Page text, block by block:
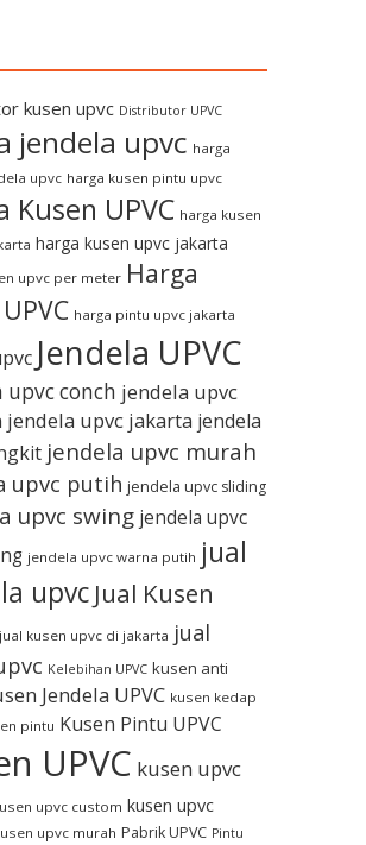
kusen upvc Distributor UPVC
jendela upvc harga
upvc harga kusen pintu upvc
Kusen UPVC harga kusen
harga kusen upvc jakarta
upvc per meter Harga
harga pintu upvc jakarta
Jendela UPVC
upvc conch jendela upvc
jendela upvc jakarta jendela
jendela upvc murah
upvc putih jendela upvc sliding
upvc swing jendela upvc
jendela upvc warna putih jual
upvc Jual Kusen
jual kusen upvc di jakarta jual
Kelebihan UPVC kusen anti
Jendela UPVC kusen kedap
pintu Kusen Pintu UPVC
UPVC kusen upvc
upvc custom kusen upvc
upvc murah Pabrik UPVC Pintu